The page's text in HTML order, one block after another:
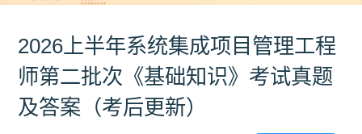
2026上半年系统集成项目管理工程
师第二批次《基础知识》考试真题
及答案（考后更新）